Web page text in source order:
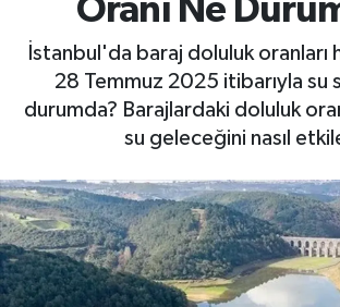
Oranı Ne
İstanbul'da baraj doluluk oranları
28 Temmuz 2025 itibarıyla su
durumda? Barajlardaki doluluk
su geleceğini nasıl